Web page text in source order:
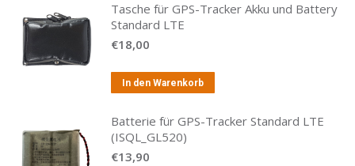
Tasche für GPS-Tracker Akku und Battery
Standard LTE
€18,00
In den Warenkorb
Batterie für GPS-Tracker Standard LTE
(ISQL_GL520)
€13,90